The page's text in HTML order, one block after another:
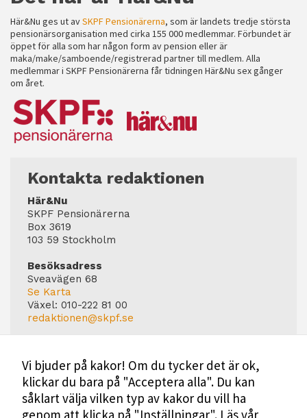
Här&Nu ges ut avSKPF Pensionärerna, som är landets tredje största
pensionärsorganisation med cirka 155 000 medlemmar. Förbundet är
öppet för alla som har någon form av pension eller är
maka/make/samboende/registrerad partner till medlem. Alla
medlemmar i SKPF Pensionärerna får tidningen Här&Nu sex gånger
om året.
Kontakta redaktionen
Här&Nu
SKPF Pensionärerna
Box 3619
103 59 Stockholm
Besöksadress
Sveavägen 68
Se Karta
Växel: 010-222 81 00
redaktionen@skpf.se
Markus Dahlberg
Tel: 0720-88 17 17
markus.dahlberg@skpf.se
Annonsering
Vi bjuder på kakor! Om du tycker det är ok,
klickar du bara på "Acceptera alla". Du kan
såklart välja vilken typ av kakor du vill ha
genom att klicka på "Inställningar". Läs vår